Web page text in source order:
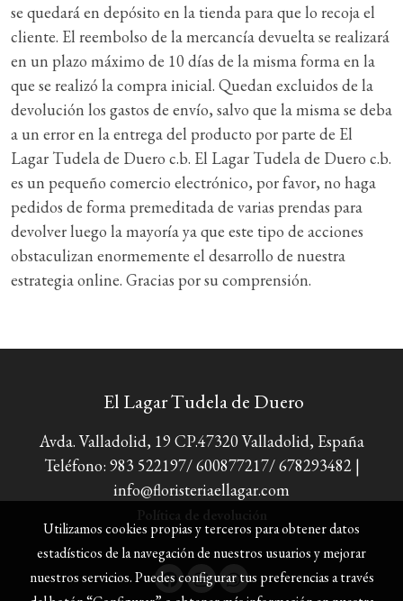
se quedará en depósito en la tienda para que lo recoja el
cliente. El reembolso de la mercancía devuelta se realizará
en un plazo máximo de 10 días de la misma forma en la
que se realizó la compra inicial. Quedan excluidos de la
devolución los gastos de envío, salvo que la misma se deba
a un error en la entrega del producto por parte de El
Lagar Tudela de Duero c.b. El Lagar Tudela de Duero c.b.
es un pequeño comercio electrónico, por favor, no haga
pedidos de forma premeditada de varias prendas para
devolver luego la mayoría ya que este tipo de acciones
obstaculizan enormemente el desarrollo de nuestra
estrategia online. Gracias por su comprensión.
El Lagar Tudela de Duero
Avda. Valladolid, 19 CP.47320 Valladolid, España
Teléfono: 983 522197/ 600877217/ 678293482 |
info@floristeriaellagar.com
Utilizamos cookies propias y terceros para obtener datos
estadísticos de la navegación de nuestros usuarios y mejorar
nuestros servicios. Puedes configurar tus preferencias a través